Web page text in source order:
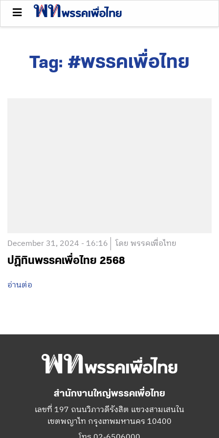
Tag: #พรรคเพื่อไทย
December 31, 2024 - 16:16 โดย พรรคเพื่อไทย
ปฏิทินพรรคเพื่อไทย 2568
อ่านต่อ
สำนักงานใหญ่พรรคเพื่อไทย
เลขที่ 197 ถนนวิภาวดีรังสิต แขวงสามเสนใน
เขตพญาไท กรุงเทพมหานคร 10400